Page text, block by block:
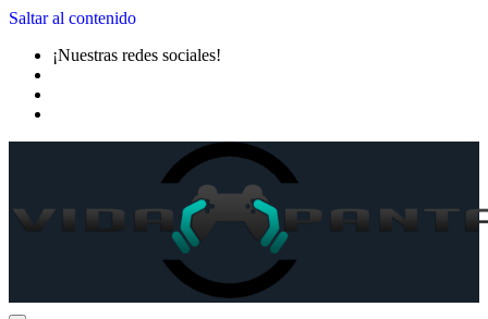
Saltar al contenido
¡Nuestras redes sociales!